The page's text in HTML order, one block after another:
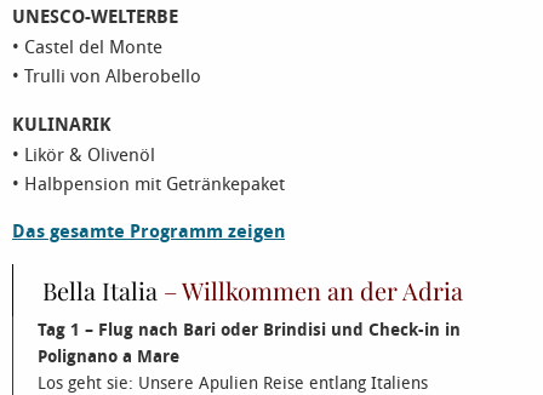
UNESCO-WELTERBE
• Castel del Monte
• Trulli von Alberobello
KULINARIK
• Likör & Olivenöl
• Halbpension mit Getränkepaket
Das gesamte Programm zeigen
Bella Italia – Willkommen an der Adria
Tag 1 – Flug nach Bari oder Brindisi und Check-in in
Polignano a Mare
Los geht sie: Unsere Apulien Reise entlang Italiens